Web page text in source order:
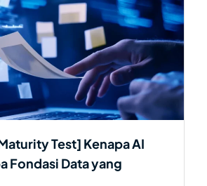
Test] Kenapa AI
Fondasi Data yang